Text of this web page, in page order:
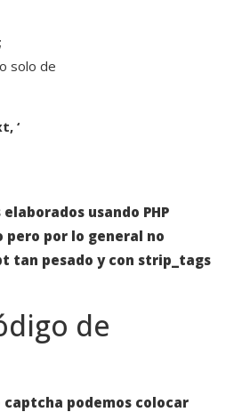
solo de
‘
usando PHP
por lo general no
tan pesado y con strip_tags
de
captcha podemos colocar